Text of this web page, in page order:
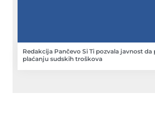
Redakcija Pančevo Si Ti pozvala javnost
plaćanju sudskih troškova